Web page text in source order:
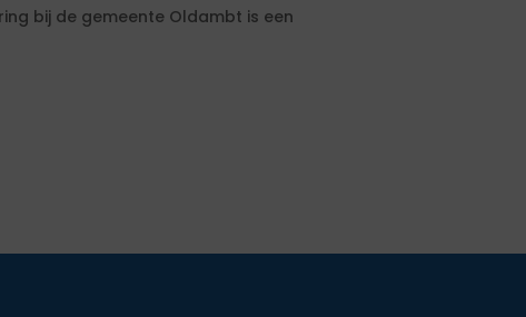
bij de gemeente Oldambt is een